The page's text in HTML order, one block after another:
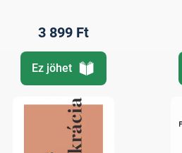
3 899 Ft
Ez jöhet